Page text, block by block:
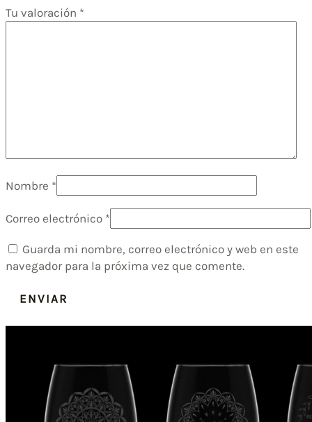
Tu valoración *
Nombre *
Correo electrónico *
Guarda mi nombre, correo electrónico y web en este
navegador para la próxima vez que comente.